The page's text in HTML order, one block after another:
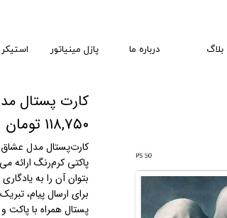
بلاگ درباره ما پازل مینیاتور
کارت پستال
۱۱۸,۷۵۰ تومان
کارت‌پستال مدل عشاق
پاکتی کرم‌رنگ ارائه
بتوان آن را به
برای ارسال پیام،
پستال همراه با پاکت و ۲ عدد استیکر به‌صورت تمبر ارائه